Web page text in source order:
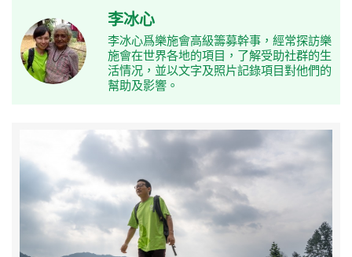
李冰心
李冰心爲樂施會高級籌募幹事，經常探訪樂
施會在世界各地的項目，了解受助社群的生
活情况，並以文字及照片記錄項目對他們的
幫助及影響。